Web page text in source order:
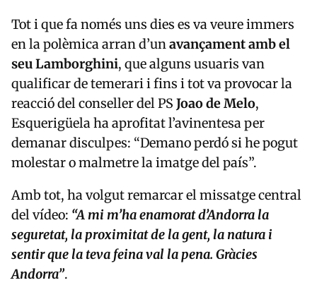
Tot i que fa només uns dies es va veure immers
en la polèmica arran d’unavançament amb el
seu Lamborghini, que alguns usuaris van
qualificar de temerari i fins i tot va provocar la
reacció del conseller del PS Joao de Melo,
Esquerigüela ha aprofitat l’avinentesa per
demanar disculpes: “Demano perdó si he pogut
molestar o malmetre la imatge del país”.
Amb tot, ha volgut remarcar el missatge central
del vídeo: “A mi m’ha enamorat d’Andorra la
seguretat, la proximitat de la gent, la natura i
sentir que la teva feina val la pena. Gràcies
Andorra”.